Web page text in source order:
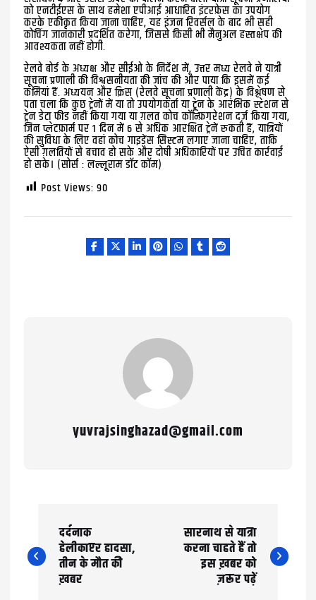
को एनटीईएस के साथ हमेशा एपीआई आधारित इंटरफ़ेस का उपयोग
करके एकीकृत किया जाना चाहिए, यह इंजन रिवर्सल के बाद भी सही
कोचिंग जानकारी प्रदर्शित करेगा, जिससे किसी भी मैनुअल हस्तक्षेप की
आवश्यकता नहीं होगी.
रेलवे बोर्ड के अध्यक्ष और सीईओ के निर्देश में, उत्तर मध्य रेलवे ने यात्री
सूचना प्रणाली की विश्वसनीयता की जांच की और पाया कि इसमें कई
कमियां हैं. अध्ययन और क्रिस (रेलवे सूचना प्रणाली केंद्र) के विश्लेषण से
पता चला कि कुछ ट्रेनों में या तो उपयोगकर्ता या ट्रेन के आरंभिक स्टेशन से
ट्रेन डेटा फीड नहीं किया गया या ग़लत कोच कॉन्फ़िगरेशन दर्ज़ किया गया,
जिन प्लेटफ़ार्म पर 1 दिन में 6 से अधिक आरक्षित ट्रेनें रुकती हैं, यात्रियों
की सुविधा के लिए वहां कोच गाइडेंस सिस्टम लगाए जाना चाहिए, ताकि
ऐसी ग़लतियों से बचाव हो सके और दोषी अधिकारियों पर उचित कार्रवाई
हो सके। (सोर्स : लल्लूराम डॉट कॉम)
Post Views: 90
yuvrajsinghazad@gmail.com
o
s
दर्दनाक
हेलीकाप्टर हादसा,
तीन के मौत की
ख़बर
सारनाथ से यात्रा
करना चाहते हैं तो
इस ख़बर को
ज़रूर पढ़ें